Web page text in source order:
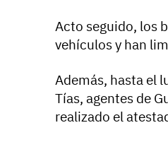
Acto seguido, los
vehículos y han
Además, hasta el
Tías, agentes de
realizado el